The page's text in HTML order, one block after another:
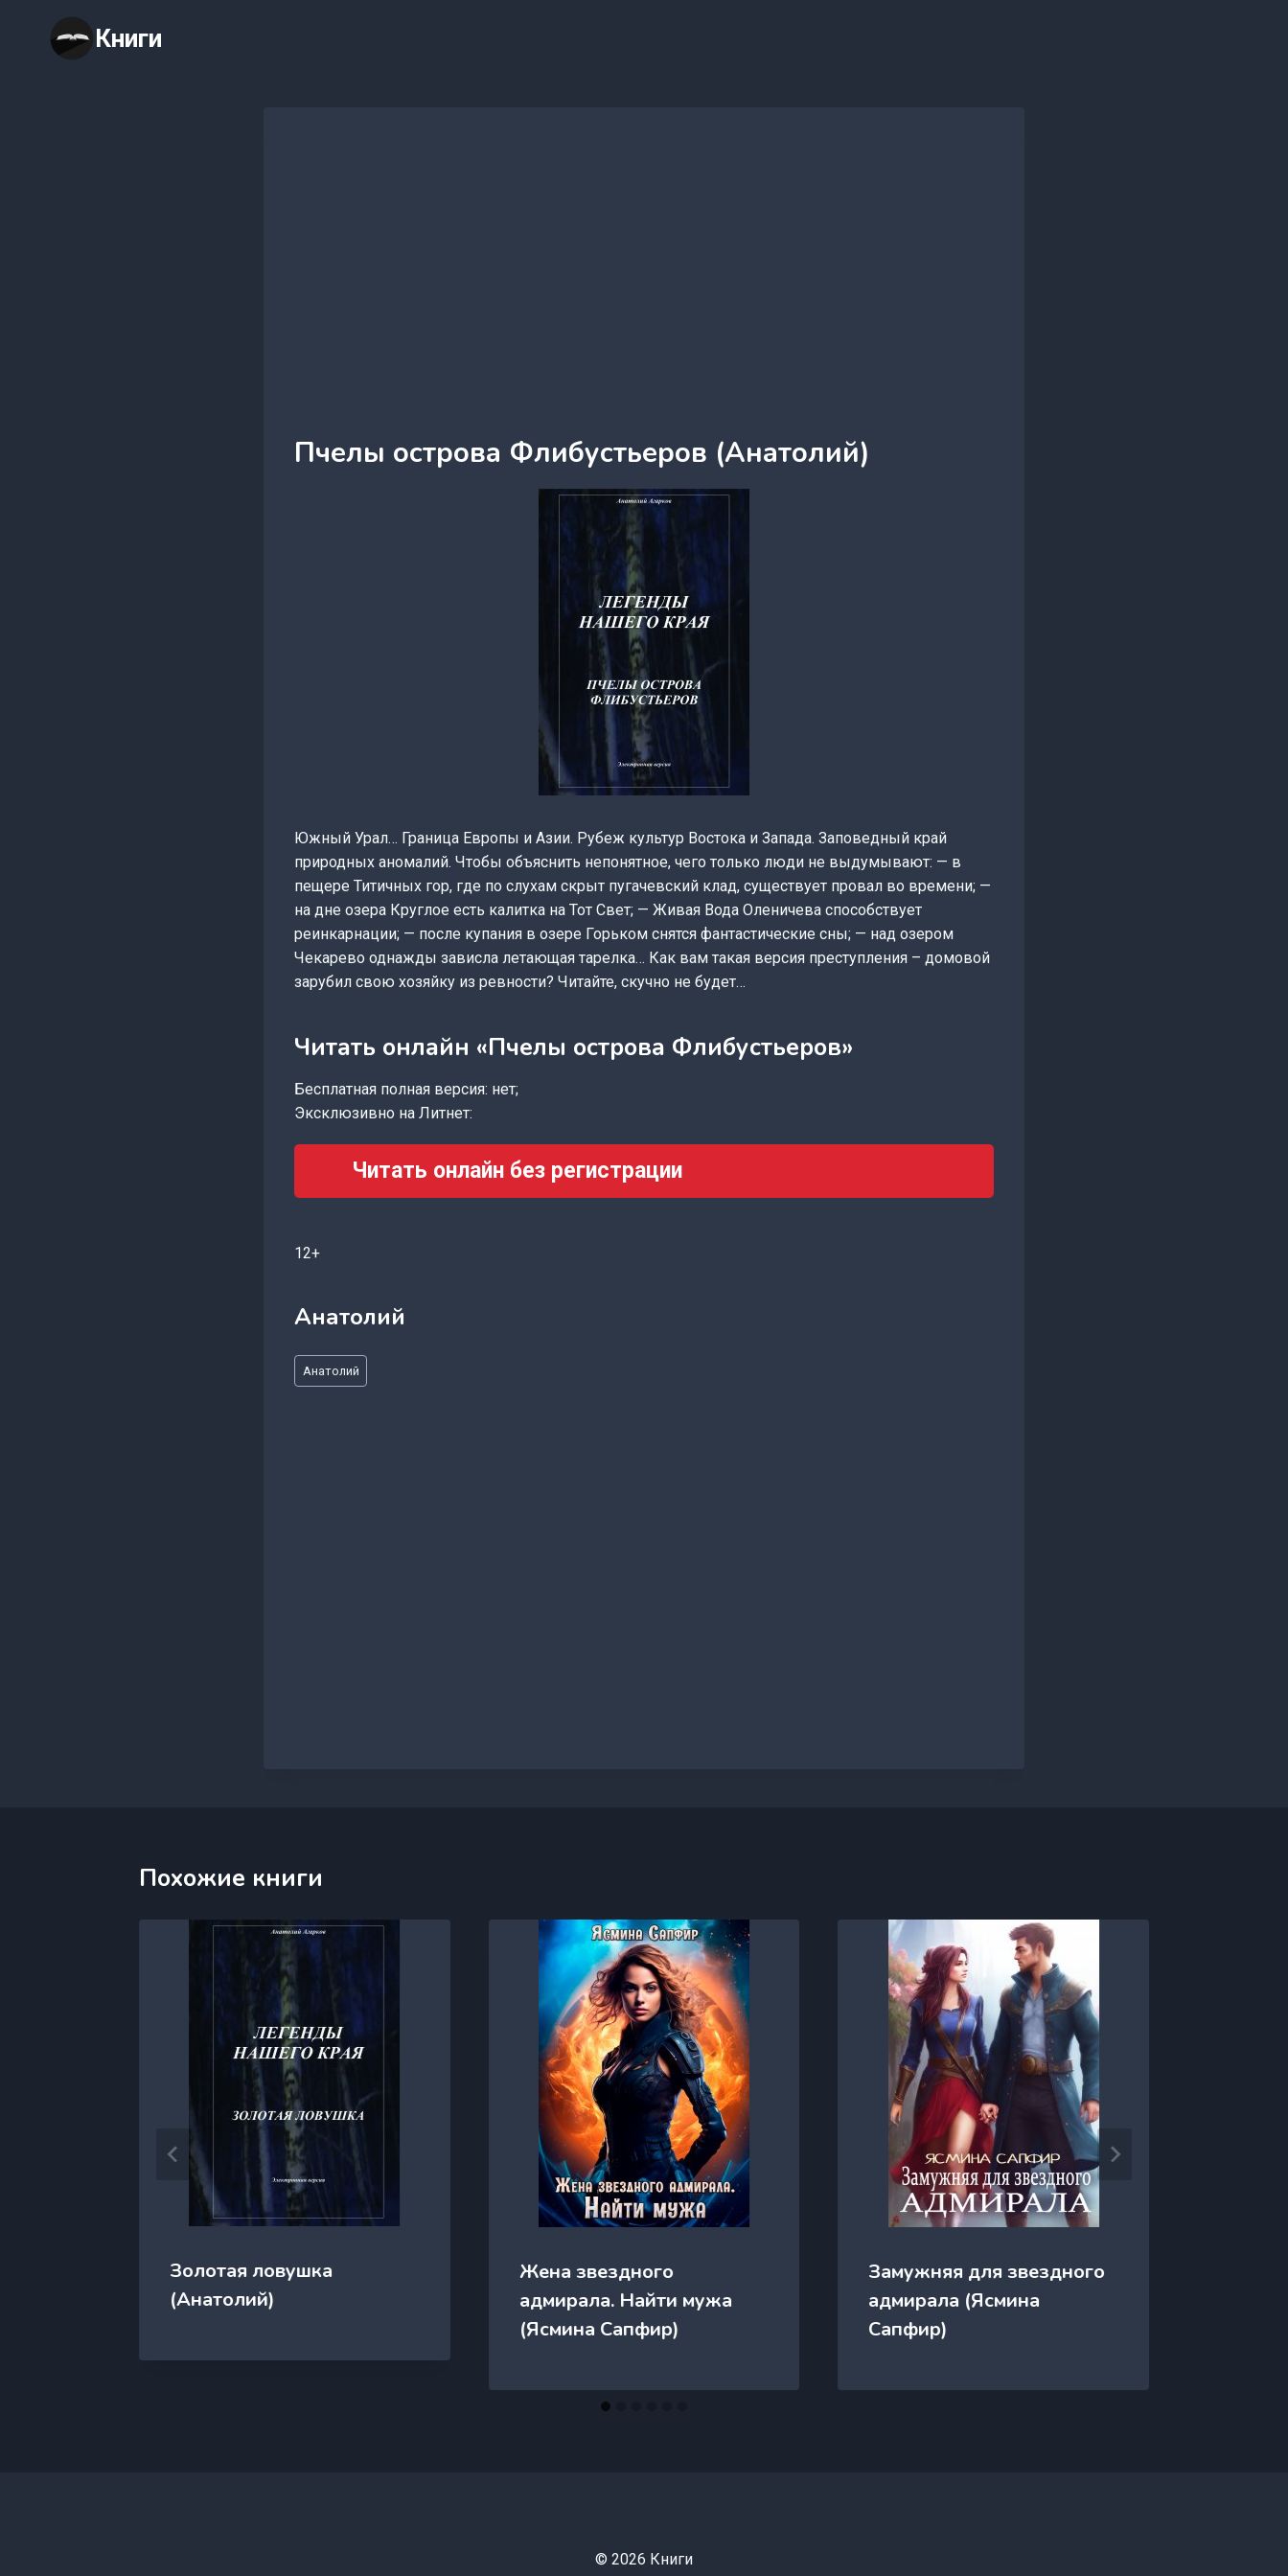
содержимому
Книги
Пчелы острова Флибустьеров (Анатолий)
Южный Урал… Граница Европы и Азии. Рубеж культур Востока и Запада. Заповедный край
природных аномалий. Чтобы объяснить непонятное, чего только люди не выдумывают: — в
пещере Титичных гор, где по слухам скрыт пугачевский клад, существует провал во времени; —
на дне озера Круглое есть калитка на Тот Свет; — Живая Вода Оленичева способствует
реинкарнации; — после купания в озере Горьком снятся фантастические сны; — над озером
Чекарево однажды зависла летающая тарелка… Как вам такая версия преступления – домовой
зарубил свою хозяйку из ревности? Читайте, скучно не будет…
Читать онлайн «Пчелы острова Флибустьеров»
Бесплатная полная версия: нет;
Эксклюзивно на Литнет:
Читать онлайн без регистрации
12+
Анатолий
Метки
записи:
Анатолий
Похожие книги
Золотая ловушка
(Анатолий)
Жена звездного
адмирала. Найти мужа
(Ясмина Сапфир)
Замужняя для звездного
адмирала (Ясмина
Сапфир)
© 2026 Книги